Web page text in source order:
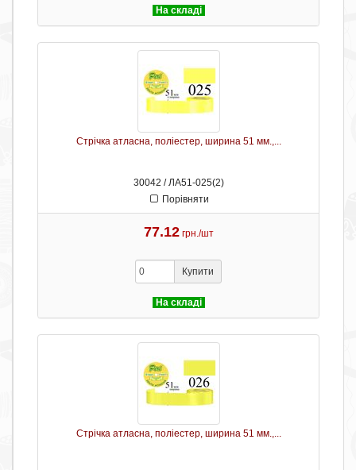
На складі
Стрічка атласна, поліестер, ширина 51 мм.,...
30042 / ЛА51-025(2)
Порівняти
77.12 грн./шт
Купити
На складі
Стрічка атласна, поліестер, ширина 51 мм.,...